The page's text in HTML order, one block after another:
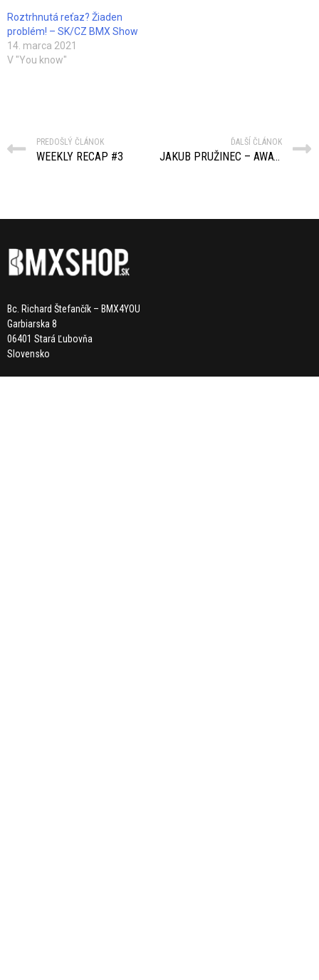
Roztrhnutá reťaz? Žiaden
problém! – SK/CZ BMX Show
14. marca 2021
V "You know"
PREDOŠLÝ ČLÁNOK
WEEKLY RECAP #3
ĎALŠÍ ČLÁNOK
JAKUB PRUŽINEC – AWAY & HOME 2022 + INTERVIEW
Bc. Richard Štefančík – BMX4YOU
Garbiarska 8
06401 Stará Ľubovňa
Slovensko